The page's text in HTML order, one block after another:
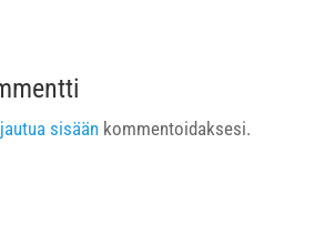
sisäänkommentoidaksesi.